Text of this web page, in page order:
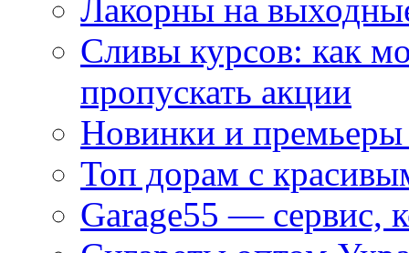
Лакорны на
Сливы курсов: как
пропускать акции
Новинки и
Топ дорам с
Garage55 — сервис,